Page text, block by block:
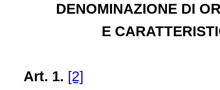
DENOMINAZIONE DI
E
Art. 1. [2]